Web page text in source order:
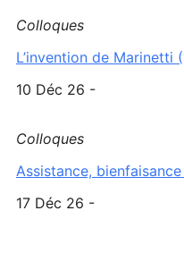
Colloques
L’invention de Marinetti
10 Déc 26 -
Colloques
Assistance,
17 Déc 26 -